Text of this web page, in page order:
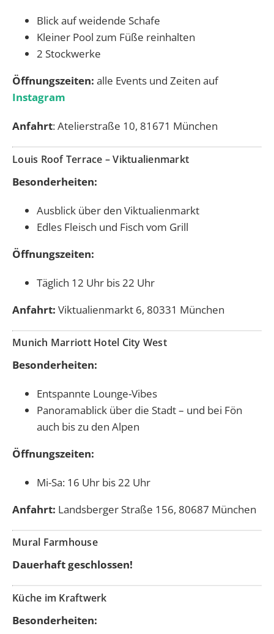
Blick auf weidende Schafe
Kleiner Pool zum Füße reinhalten
2 Stockwerke
Öffnungszeiten: alle Events und Zeiten auf
Instagram
Anfahrt: Atelierstraße 10, 81671 München
Louis Roof Terrace – Viktualienmarkt
Besonderheiten:
Ausblick über den Viktualienmarkt
Edles Fleisch und Fisch vom Grill
Öffnungszeiten:
Täglich 12 Uhr bis 22 Uhr
Anfahrt: Viktualienmarkt 6, 80331 München
Munich Marriott Hotel City West
Besonderheiten:
Entspannte Lounge-Vibes
Panoramablick über die Stadt – und bei Fön
auch bis zu den Alpen
Öffnungszeiten:
Mi-Sa: 16 Uhr bis 22 Uhr
Anfahrt: Landsberger Straße 156, 80687 München
Mural Farmhouse
Dauerhaft geschlossen!
Küche im Kraftwerk
Besonderheiten: